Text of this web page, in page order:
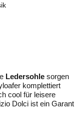
Ledersohle sorgen
komplettiert
cool für leisere
Dolci ist ein Garant